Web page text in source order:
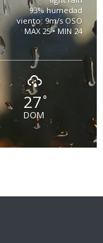
93% humedad
viento: 9m/s OSO
MAX 25 • MIN 24
27°
DOM